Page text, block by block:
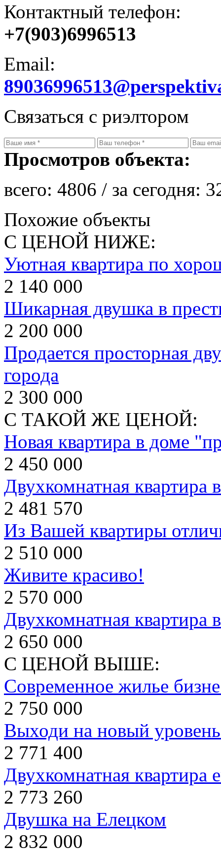
Контактный телефон:
+7(903)6996513
Email:
Связаться с риэлтором
Просмотров объекта:
всего: 4806 / за сегодня:
Похожие объекты
С ЦЕНОЙ НИЖЕ:
Уютная квартира по
2 140 000
Шикарная двушка в
2 200 000
Продается просторная
города
2 300 000
С ТАКОЙ ЖЕ ЦЕНОЙ:
Новая квартира в доме
2 450 000
Двухкомнатная квартира
2 481 570
Из Вашей квартиры
2 510 000
Живите красиво!
2 570 000
Двухкомнатная
2 650 000
С ЦЕНОЙ ВЫШЕ:
Современное жилье
2 750 000
Выходи на новый
2 771 400
Двухкомнатная квартира
2 773 260
Двушка на Елецком
2 832 000